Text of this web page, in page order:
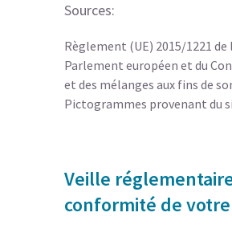
Sources:
Règlement (UE) 2015/1221
Parlement européen et du
et des mélanges aux fins de
Pictogrammes provenant du
Veille
conformité de